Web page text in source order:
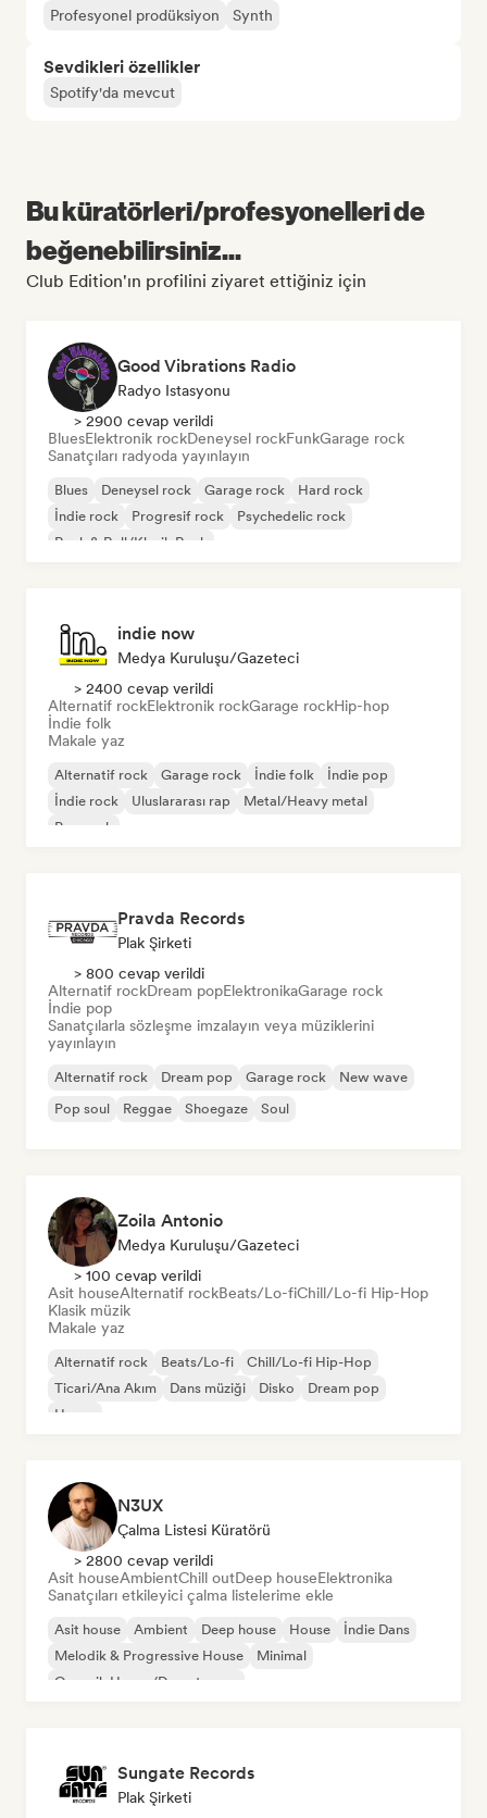
Profesyonel prodüksiyon Synth
Sevdikleri özellikler
Spotify'da mevcut
Bu küratörleri/profesyonelleri de
beğenebilirsiniz...
Club Edition'ın profilini ziyaret ettiğiniz için
Good Vibrations Radio
Radyo Istasyonu
> 2900 cevap verildi
BluesElektronik rockDeneysel rockFunkGarage rock
Sanatçıları radyoda yayınlayın
Blues Deneysel rock Garage rock
Hard rock
İndie rock
Progresif rock
Psychedelic rock
Rock & Roll/Klasik Rock
indie now
Medya Kuruluşu/Gazeteci
> 2400 cevap verildi
Alternatif rockElektronik rockGarage rockHip-hop
İndie folk
Makale yaz
Alternatif rock Garage rock İndie folk
İndie pop
İndie rock
Uluslararası rap
Metal/Heavy metal
Pop rock
Pravda Records
Plak Şirketi
> 800 cevap verildi
Alternatif rockDream popElektronikaGarage rock
İndie pop
Sanatçılarla sözleşme imzalayın veya müziklerini
yayınlayın
Alternatif rock Dream pop Garage rock
New wave
Pop soul
Reggae Shoegaze Soul
Zoila Antonio
Medya Kuruluşu/Gazeteci
> 100 cevap verildi
Asit houseAlternatif rockBeats/Lo-fiChill/Lo-fi Hip-Hop
Klasik müzik
Makale yaz
Alternatif rock Beats/Lo-fi
Chill/Lo-fi Hip-Hop
Ticari/Ana Akım
Dans müziği Disko
Dream pop
House
N3UX
Çalma Listesi Küratörü
> 2800 cevap verildi
Asit houseAmbientChill outDeep houseElektronika
Sanatçıları etkileyici çalma listelerime ekle
Asit house Ambient Deep house House
İndie Dans
Melodik & Progressive House
Minimal
Organik House/Downtempo
Sungate Records
Plak Şirketi